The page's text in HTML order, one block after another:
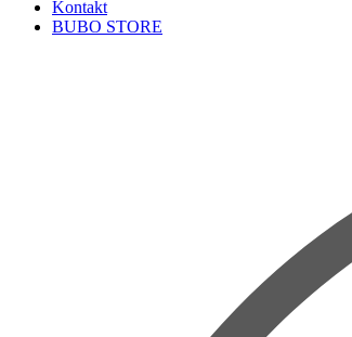
Kontakt
BUBO STORE